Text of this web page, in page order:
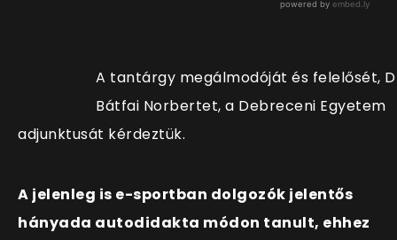
A tantárgy megálmodóját és felelősét,
Bátfai Norbertet, a Debreceni Egyetem
adjunktusát kérdeztük.
A jelenleg is e-sportban dolgozók jelentős
hányada autodidakta módon tanult, ehhez